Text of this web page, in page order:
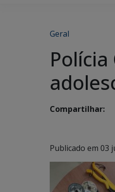
Geral
Compartilhar:
Publicado em 03